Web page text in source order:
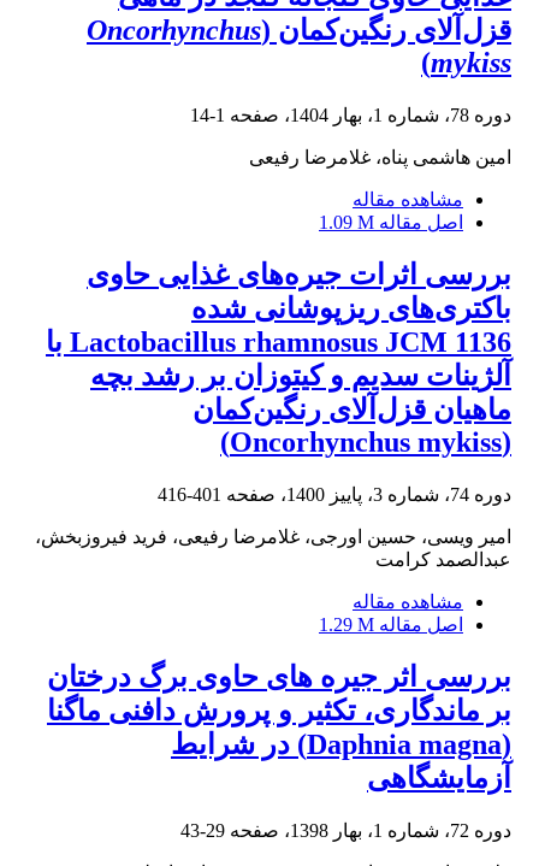
قزل‌آلای رنگین‌کمان (Oncorhynchus
mykiss
)
دوره 78، شماره 1، بهار 1404، صفحه 1-14
امین هاشمی پناه، غلامرضا رفیعی
مشاهده مقاله
اصل مقاله 1.09 M
بررسی اثرات جیره‌های غذایی حاوی
باکتری‌های ریزپوشانی شده
Lactobacillus rhamnosus JCM 1136 با
آلژینات سدیم و کیتوزان بر رشد بچه
ماهیان قزل‌آلای رنگین‌کمان
(Oncorhynchus mykiss)
دوره 74، شماره 3، پاییز 1400، صفحه 401-416
امیر ویسی، حسین اورجی، غلامرضا رفیعی، فرید فیروزبخش،
عبدالصمد کرامت
مشاهده مقاله
اصل مقاله 1.29 M
بررسی اثر جیره های حاوی برگ درختان
بر ماندگاری، تکثیر و پرورش دافنی ماگنا
(Daphnia magna) در شرایط
آزمایشگاهی
دوره 72، شماره 1، بهار 1398، صفحه 29-43